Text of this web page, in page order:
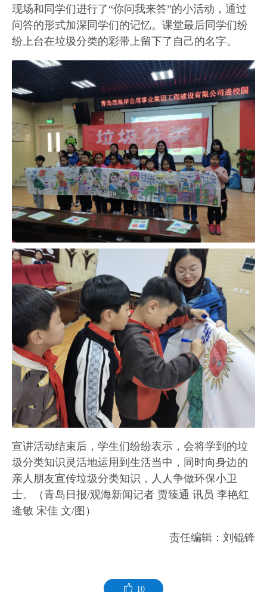
现场和同学们进行了“你问我来答”的小活动，通过
问答的形式加深同学们的记忆。课堂最后同学们纷
纷上台在垃圾分类的彩带上留下了自己的名字。
宣讲活动结束后，学生们纷纷表示，会将学到的垃
圾分类知识灵活地运用到生活当中，同时向身边的
亲人朋友宣传垃圾分类知识，人人争做环保小卫
士。（青岛日报/观海新闻记者 贾臻通 讯员 李艳红
逄敏 宋佳 文/图）
责任编辑：刘锟锋
10